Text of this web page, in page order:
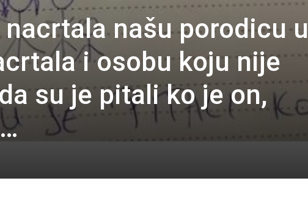
našu porodicu u
i osobu koju nije
su je pitali ko je on,